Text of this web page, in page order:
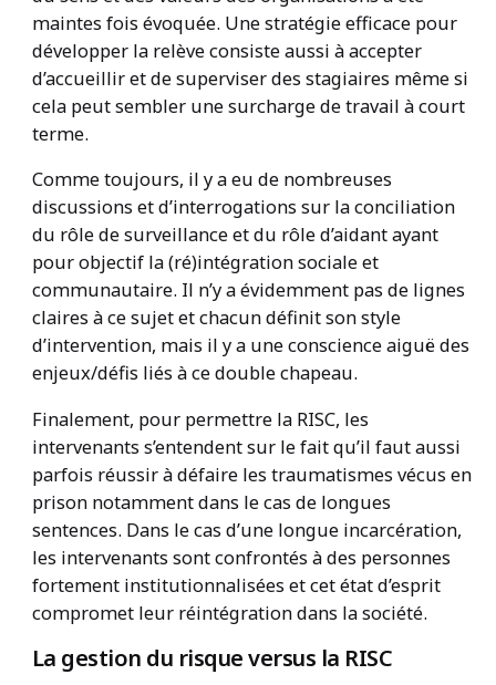
maintes fois évoquée. Une stratégie efficace pour
développer la relève consiste aussi à accepter
d’accueillir et de superviser des stagiaires même si
cela peut sembler une surcharge de travail à court
terme.
Comme toujours, il y a eu de nombreuses
discussions et d’interrogations sur la conciliation
du rôle de surveillance et du rôle d’aidant ayant
pour objectif la (ré)intégration sociale et
communautaire. Il n’y a évidemment pas de lignes
claires à ce sujet et chacun définit son style
d’intervention, mais il y a une conscience aiguë des
enjeux/défis liés à ce double chapeau.
Finalement, pour permettre la RISC, les
intervenants s’entendent sur le fait qu’il faut aussi
parfois réussir à défaire les traumatismes vécus en
prison notamment dans le cas de longues
sentences. Dans le cas d’une longue incarcération,
les intervenants sont confrontés à des personnes
fortement institutionnalisées et cet état d’esprit
compromet leur réintégration dans la société.
La gestion du risque versus la RISC